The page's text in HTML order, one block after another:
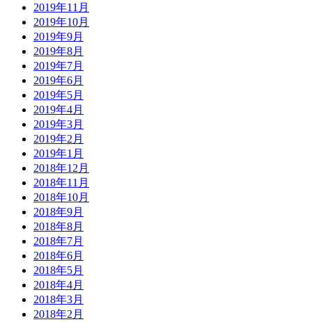
2019年11月
2019年10月
2019年9月
2019年8月
2019年7月
2019年6月
2019年5月
2019年4月
2019年3月
2019年2月
2019年1月
2018年12月
2018年11月
2018年10月
2018年9月
2018年8月
2018年7月
2018年6月
2018年5月
2018年4月
2018年3月
2018年2月